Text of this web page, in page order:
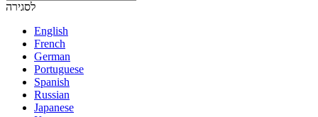
לסגירה
English
French
German
Portuguese
Spanish
Russian
Japanese